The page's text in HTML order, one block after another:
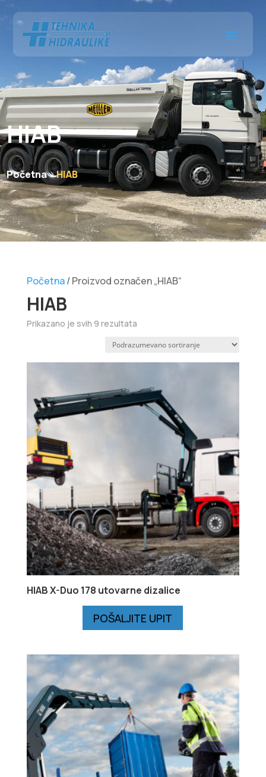
HIAB
Početna HIAB
Početna/ Proizvod označen „HIAB“
HIAB
Prikazano je svih 9 rezultata
HIAB X-Duo 178 utovarne dizalice
POŠALJITE UPIT